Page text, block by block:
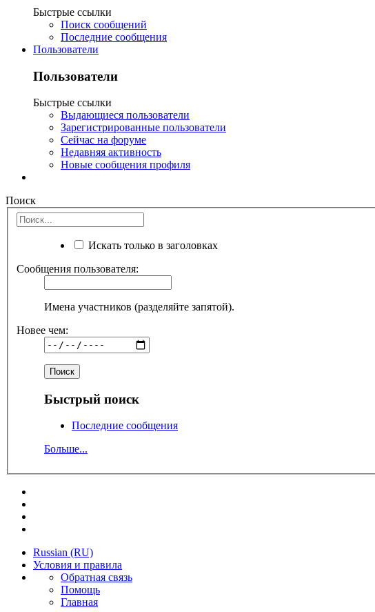
Быстрые ссылки
Поиск сообщений
Последние сообщения
Пользователи
Пользователи
Быстрые ссылки
Выдающиеся пользователи
Зарегистрированные пользователи
Сейчас на форуме
Недавняя активность
Новые сообщения профиля
Поиск
Искать только в заголовках
Сообщения пользователя:
Имена участников (разделяйте запятой).
Новее чем:
Быстрый поиск
Последние сообщения
Больше...
Russian (RU)
Условия и правила
Обратная связь
Помощь
Главная